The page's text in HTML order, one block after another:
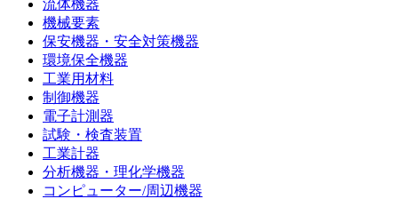
流体機器
機械要素
保安機器・安全対策機器
環境保全機器
工業用材料
制御機器
電子計測器
試験・検査装置
工業計器
分析機器・理化学機器
コンピューター/周辺機器